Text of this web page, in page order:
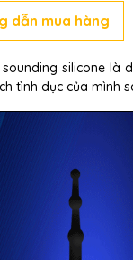
dẫn mua hàng
silicone là
tình dục của mình